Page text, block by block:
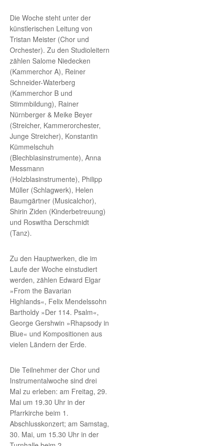
Die Woche steht unter der
künstlerischen Leitung von
Tristan Meister (Chor und
Orchester). Zu den Studioleitern
zählen Salome Niedecken
(Kammerchor A), Reiner
Schneider-Waterberg
(Kammerchor B und
Stimmbildung), Rainer
Nürnberger & Meike Beyer
(Streicher, Kammerorchester,
Junge Streicher), Konstantin
Kümmelschuh
(Blechblasinstrumente), Anna
Messmann
(Holzblasinstrumente), Philipp
Müller (Schlagwerk), Helen
Baumgärtner (Musicalchor),
Shirin Ziden (Kinderbetreuung)
und Roswitha Derschmidt
(Tanz).
Zu den Hauptwerken, die im
Laufe der Woche einstudiert
werden, zählen Edward Elgar
»From the Bavarian
Highlands«, Felix Mendelssohn
Bartholdy »Der 114. Psalm«,
George Gershwin »Rhapsody in
Blue« und Kompositionen aus
vielen Ländern der Erde.
Die Teilnehmer der Chor und
Instrumentalwoche sind drei
Mal zu erleben: am Freitag, 29.
Mai um 19.30 Uhr in der
Pfarrkirche beim 1.
Abschlusskonzert; am Samstag,
30. Mai, um 15.30 Uhr in der